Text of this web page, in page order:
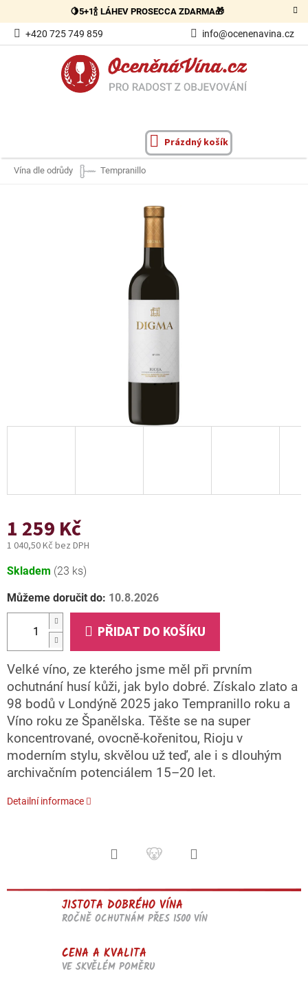
obsah
🍋5+1🍾 LÁHEV PROSECCA ZDARMA🎁
+420 725 749 859 info@ocenenavina.cz
NÁKUPNÍ
Prázdný košík
Vína dle odrůdy Tempranillo
1 259 Kč
1 040,50 Kč bez DPH
Měrná
Skladem (23 ks)
Můžeme doručit do: 10.8.2026
PŘIDAT DO KOŠÍKU
Velké víno, ze kterého jsme měl při prvním
ochutnání husí kůži, jak bylo dobré. Získalo zlato a
98 bodů v Londýně 2025 jako Tempranillo roku a
Víno roku ze Španělska. Těšte se na super
koncentrované, ovocně-kořenitou, Rioju v
moderním stylu, skvělou už teď, ale i s dlouhým
archivačním potenciálem 15–20 let.
Detailní informace
JISTOTA DOBRÉHO VÍNA
ROČNĚ OCHUTNÁM PŘES 1500 VÍN
CENA A KVALITA
VE SKVĚLÉM POMĚRU